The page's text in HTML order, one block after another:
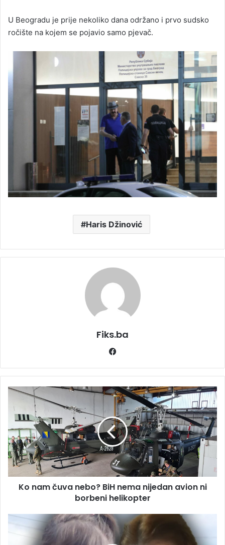
U Beogradu je prije nekoliko dana održano i prvo sudsko
ročište na kojem se pojavio samo pjevač.
Haris Džinović
Fiks.ba
Ko
čuva
nebo?
BiH
nema
nijedan
avion
ni
borbeni
Ko nam čuva nebo? BiH nema nijedan avion ni
borbeni helikopter
ŠOKANTNA
INFORMACIJA